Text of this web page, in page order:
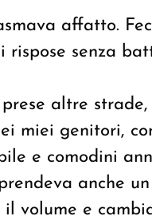
affatto.
rispose senza
altre
miei genitori,
e comodini
anche
volume e